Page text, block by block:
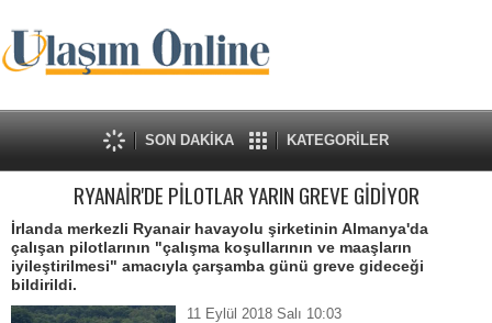
SON DAKİKA KATEGORİLER
RYANAİR'DE PİLOTLAR YARIN GREVE GİDİYOR
İrlanda merkezli Ryanair havayolu şirketinin Almanya'da
çalışan pilotlarının "çalışma koşullarının ve maaşların
iyileştirilmesi" amacıyla çarşamba günü greve gideceği
bildirildi.
11 Eylül 2018 Salı 10:03